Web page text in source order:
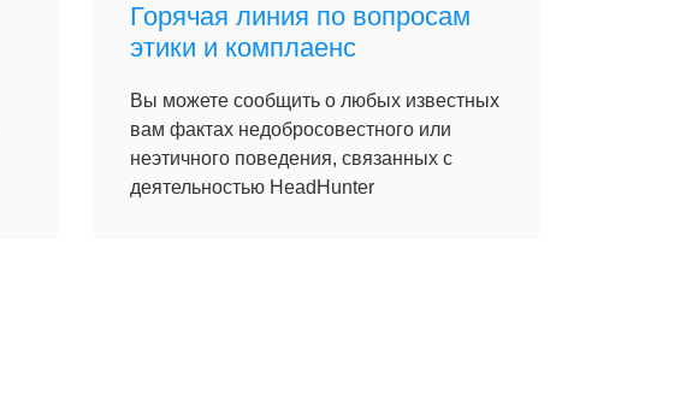
Горячая линия по вопросам
этики и комплаенс
Вы можете сообщить о любых известных
вам фактах недобросовестного или
неэтичного поведения, связанных с
деятельностью HeadHunter